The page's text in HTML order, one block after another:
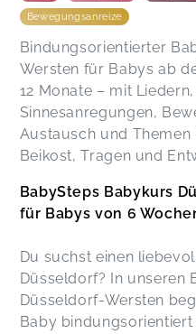
Bewegungsanreize
Bindungsorientierter
Wersten für Babys ab
12 Monate – mit
Sinnesanregungen,
Austausch und
Beikost, Tragen und
BabySteps Babykurs
für Babys von 6
Du suchst einen
Düsseldorf? In unseren
Düsseldorf-Wersten
Baby